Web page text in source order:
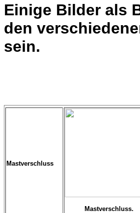
Einige Bilder als
den
sein.
Mastverschluss
Mastverschluss.